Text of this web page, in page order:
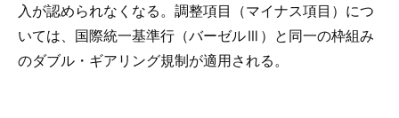
入が認められなくなる。調整項目（マイナス項目）につ
いては、国際統一基準行（バーゼルⅢ）と同一の枠組み
のダブル・ギアリング規制が適用される。